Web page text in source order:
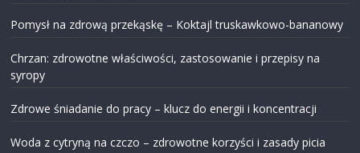
Pomysł na zdrową przekąskę – Koktajl truskawkowo-bananowy
Chrzan: zdrowotne właściwości, zastosowanie i przepisy na
syropy
Zdrowe śniadanie do pracy – klucz do energii i koncentracji
Woda z cytryną na czczo – zdrowotne korzyści i zasady picia